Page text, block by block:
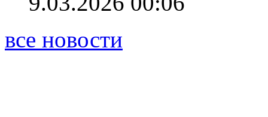
все новости